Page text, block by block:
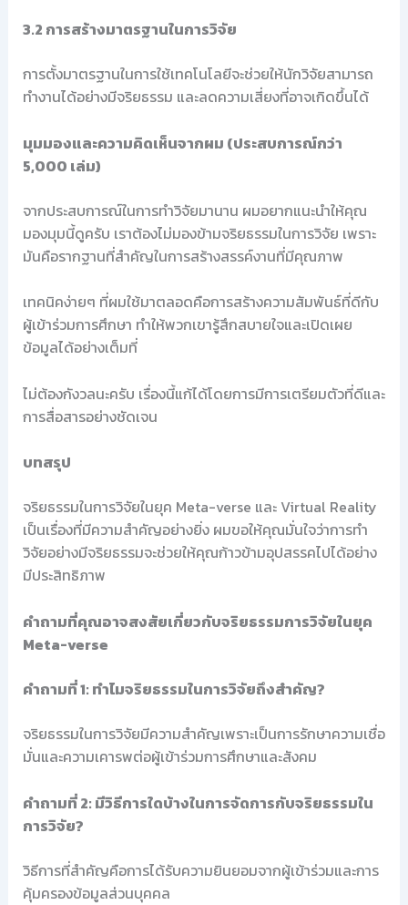
3.2 การสร้างมาตรฐานในการวิจัย
การตั้งมาตรฐานในการใช้เทคโนโลยีจะช่วยให้นักวิจัยสามารถ
ทำงานได้อย่างมีจริยธรรม และลดความเสี่ยงที่อาจเกิดขึ้นได้
มุมมองและความคิดเห็นจากผม (ประสบการณ์กว่า
5,000 เล่ม)
จากประสบการณ์ในการทำวิจัยมานาน ผมอยากแนะนำให้คุณ
มองมุมนี้ดูครับ เราต้องไม่มองข้ามจริยธรรมในการวิจัย เพราะ
มันคือรากฐานที่สำคัญในการสร้างสรรค์งานที่มีคุณภาพ
เทคนิคง่ายๆ ที่ผมใช้มาตลอดคือการสร้างความสัมพันธ์ที่ดีกับ
ผู้เข้าร่วมการศึกษา ทำให้พวกเขารู้สึกสบายใจและเปิดเผย
ข้อมูลได้อย่างเต็มที่
ไม่ต้องกังวลนะครับ เรื่องนี้แก้ได้โดยการมีการเตรียมตัวที่ดีและ
การสื่อสารอย่างชัดเจน
บทสรุป
จริยธรรมในการวิจัยในยุค Meta-verse และ Virtual Reality
เป็นเรื่องที่มีความสำคัญอย่างยิ่ง ผมขอให้คุณมั่นใจว่าการทำ
วิจัยอย่างมีจริยธรรมจะช่วยให้คุณก้าวข้ามอุปสรรคไปได้อย่าง
มีประสิทธิภาพ
คำถามที่คุณอาจสงสัยเกี่ยวกับจริยธรรมการวิจัยในยุค
Meta-verse
คำถามที่ 1: ทำไมจริยธรรมในการวิจัยถึงสำคัญ?
จริยธรรมในการวิจัยมีความสำคัญเพราะเป็นการรักษาความเชื่อ
มั่นและความเคารพต่อผู้เข้าร่วมการศึกษาและสังคม
คำถามที่ 2: มีวิธีการใดบ้างในการจัดการกับจริยธรรมใน
การวิจัย?
วิธีการที่สำคัญคือการได้รับความยินยอมจากผู้เข้าร่วมและการ
คุ้มครองข้อมูลส่วนบุคคล